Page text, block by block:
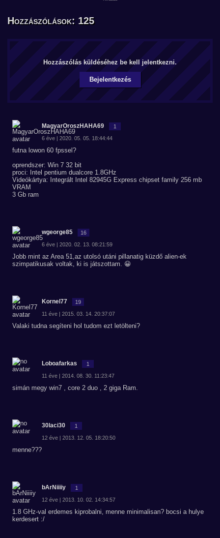
Hozzászólások: 125
Hozzászólás küldéséhez be kell jelentkezni.
Bejelentkezés
MagyarOroszHAHA69 1
6 éve | 2020. 05. 05. 18:44:44
futna lowon 60 fpssel?
oprendszer: Win 7 32 bit
proci: Intel pentium dualcore 1.8GHz
Videókártya: Integrált Intel 82945G Express chipset family 256 mb
VRAM
3 Gb ram
wgeorge85 16
6 éve | 2020. 02. 13. 08:21:59
Jobb mint az Area 51,az utolsó utáni pillanatig küzdő alien-ek
szimpatikusak voltak, ki is játszottam. 😀
Kornel77 19
11 éve | 2015. 03. 14. 20:37:07
Valaki tudna segíteni hol tudom ezt letölteni?
Loboafarkas 1
11 éve | 2014. 08. 30. 11:23:47
simán megy win7 , core 2 duo , 2 giga Ram.
30laci30 1
12 éve | 2013. 12. 05. 18:20:50
menne???
bArNiiiiy 1
12 éve | 2013. 10. 02. 14:34:57
1.8 GHz-val erdemes kiprobalni, menne minimalisan? bocsi a hulye
kerdesert :/